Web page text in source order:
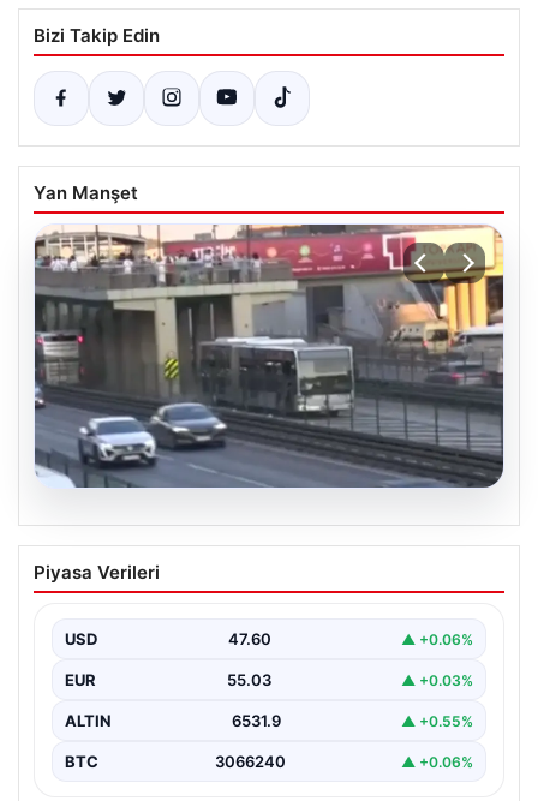
Bizi Takip Edin
Yan Manşet
04.08.2026
Yola düştü, metrobüs çarptı: Kadının
durumu kritik
Piyasa Verileri
USD 47.60 ▲ +0.06%
EUR 55.03 ▲ +0.03%
ALTIN 6531.9 ▲ +0.55%
BTC 3066240 ▲ +0.06%